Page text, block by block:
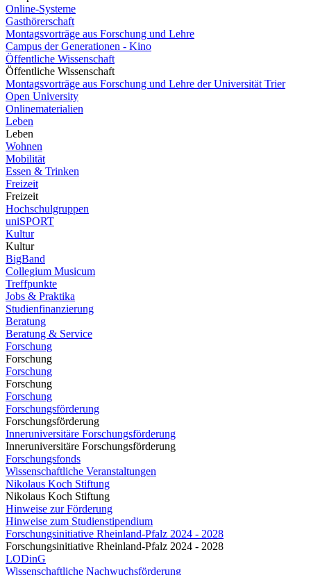
Online-Systeme
Gasthörerschaft
Montagsvorträge aus Forschung und Lehre
Campus der Generationen - Kino
Öffentliche Wissenschaft
Öffentliche Wissenschaft
Montagsvorträge aus Forschung und Lehre der Universität Trier
Open University
Onlinematerialien
Leben
Leben
Wohnen
Mobilität
Essen & Trinken
Freizeit
Freizeit
Hochschulgruppen
uniSPORT
Kultur
Kultur
BigBand
Collegium Musicum
Treffpunkte
Jobs & Praktika
Studienfinanzierung
Beratung
Beratung & Service
Forschung
Forschung
Forschung
Forschung
Forschung
Forschungsförderung
Forschungsförderung
Inneruniversitäre Forschungsförderung
Inneruniversitäre Forschungsförderung
Forschungsfonds
Wissenschaftliche Veranstaltungen
Nikolaus Koch Stiftung
Nikolaus Koch Stiftung
Hinweise zur Förderung
Hinweise zum Studienstipendium
Forschungsinitiative Rheinland-Pfalz 2024 - 2028
Forschungsinitiative Rheinland-Pfalz 2024 - 2028
LODinG
Wissenschaftliche Nachwuchsförderung